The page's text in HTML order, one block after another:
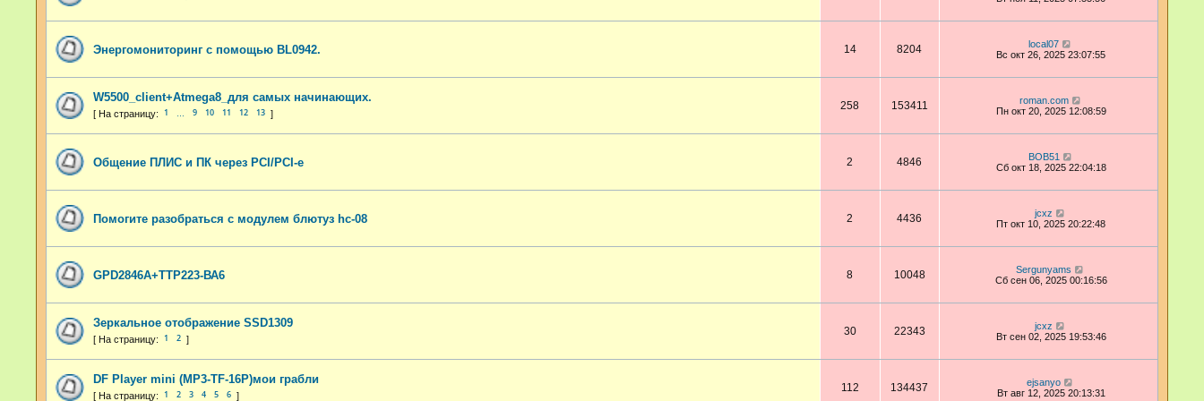
Энергомониторинг с помощью BL0942. 14 8204
local07
Вс окт 26, 2025 23:07:55
W5500_client+Atmega8_для самых начинающих.
1 9 10 11 12 13
258 153411
roman.com
Пн окт 20, 2025 12:08:59
Общение ПЛИС и ПК через PCI/PCI-e 2 4846
BOB51
Сб окт 18, 2025 22:04:18
Помогите разобраться с модулем блютуз hc-08 2 4436
jcxz
Пт окт 10, 2025 20:22:48
GPD2846A+TTP223-ВА6 8 10048
Sergunyams
Сб сен 06, 2025 00:16:56
Зеркальное отображение SSD1309
1 2
30 22343
jcxz
Вт сен 02, 2025 19:53:46
DF Player mini (MP3-TF-16P)мои грабли
1 2 3 4 5 6
112 134437
ejsanyo
Вт авг 12, 2025 20:13:31